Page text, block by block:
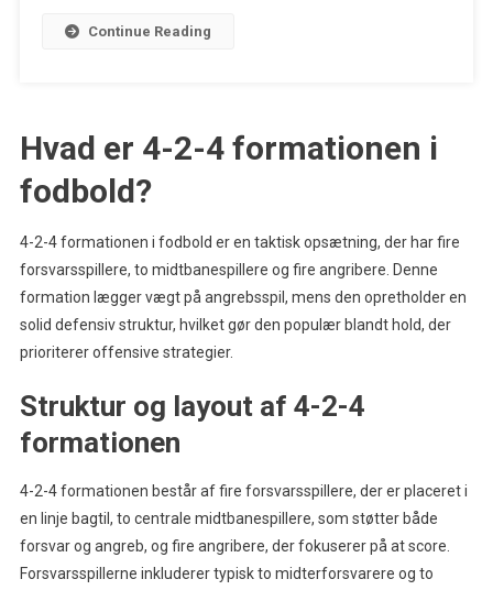
Continue Reading
Hvad er 4-2-4 formationen i
fodbold?
4-2-4 formationen i fodbold er en taktisk opsætning, der har fire
forsvarsspillere, to midtbanespillere og fire angribere. Denne
formation lægger vægt på angrebsspil, mens den opretholder en
solid defensiv struktur, hvilket gør den populær blandt hold, der
prioriterer offensive strategier.
Struktur og layout af 4-2-4
formationen
4-2-4 formationen består af fire forsvarsspillere, der er placeret i
en linje bagtil, to centrale midtbanespillere, som støtter både
forsvar og angreb, og fire angribere, der fokuserer på at score.
Forsvarsspillerne inkluderer typisk to midterforsvarere og to